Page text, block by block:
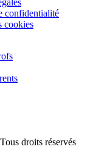
confidentialité
cookies
droits réservés